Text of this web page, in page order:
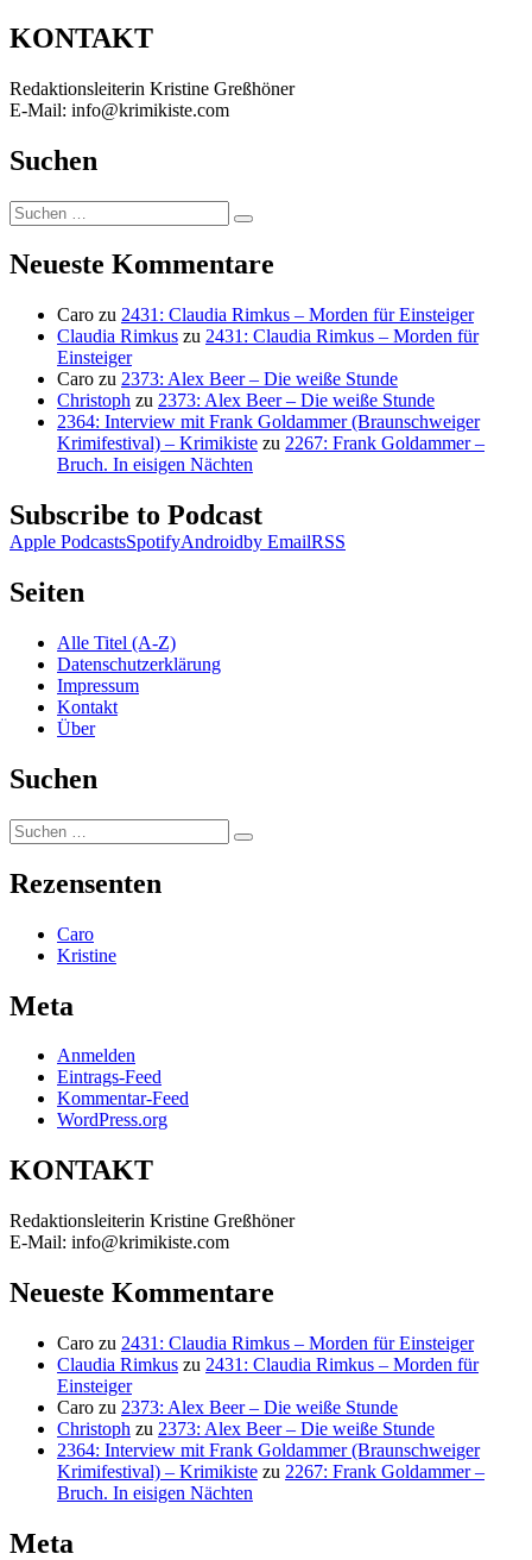
KONTAKT
Redaktionsleiterin Kristine Greßhöner
E-Mail: info@krimikiste.com
Suchen
Suchen
nach:
Suchen
Neueste Kommentare
Caro zu 2431: Claudia Rimkus – Morden für Einsteiger
Claudia Rimkus zu 2431: Claudia Rimkus – Morden für
Einsteiger
Caro zu 2373: Alex Beer – Die weiße Stunde
Christoph zu 2373: Alex Beer – Die weiße Stunde
2364: Interview mit Frank Goldammer (Braunschweiger
Krimifestival) – Krimikiste zu 2267: Frank Goldammer –
Bruch. In eisigen Nächten
Subscribe to Podcast
Apple PodcastsSpotifyAndroidby EmailRSS
Seiten
Alle Titel (A-Z)
Datenschutzerklärung
Impressum
Kontakt
Über
Suchen
Suchen
nach:
Suchen
Rezensenten
Caro
Kristine
Meta
Anmelden
Eintrags-Feed
Kommentar-Feed
WordPress.org
KONTAKT
Redaktionsleiterin Kristine Greßhöner
E-Mail: info@krimikiste.com
Neueste Kommentare
Caro zu 2431: Claudia Rimkus – Morden für Einsteiger
Claudia Rimkus zu 2431: Claudia Rimkus – Morden für
Einsteiger
Caro zu 2373: Alex Beer – Die weiße Stunde
Christoph zu 2373: Alex Beer – Die weiße Stunde
2364: Interview mit Frank Goldammer (Braunschweiger
Krimifestival) – Krimikiste zu 2267: Frank Goldammer –
Bruch. In eisigen Nächten
Meta